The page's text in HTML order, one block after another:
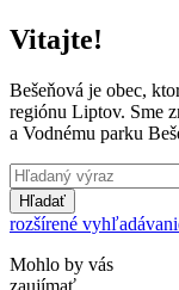
Vitajte!
Bešeňová je obec,
regiónu Liptov. Sme
a Vodnému parku
Hľadať
rozšírené
Mohlo by vás
zaujímať